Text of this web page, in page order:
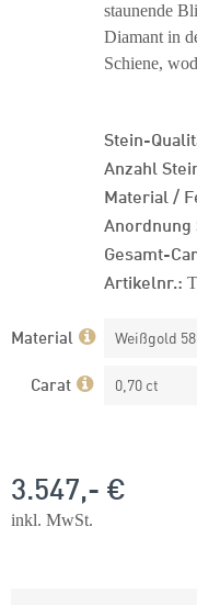
staunende
Diamant in
Schiene,
Stein-
Anzahl
Material /
Anordnung
Gesamt-
Artikelnr.:
Material Weißgold
Carat 0,70 ct
3.547,- €
inkl. MwSt.